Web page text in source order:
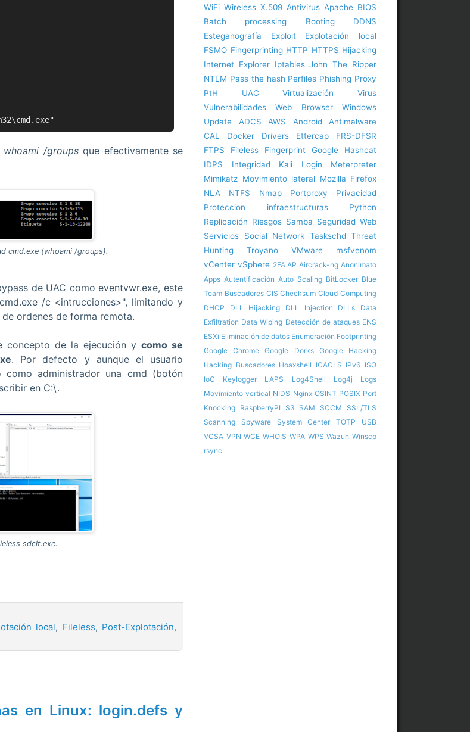
whoami /groups que efectivamente se
cmd.exe (whoami /groups).
de UAC como eventvwr.exe, este
/c <intrucciones>", limitando y
ordenes de forma remota.
concepto de la ejecución ycomo se
. Por defecto y aunque el usuario
como administrador una cmd (botón
en C:\.
sdclt.exe.
local, Fileless, Post-Explotación,
en Linux: login.defs y
WiFi Wireless X.509 Antivirus Apache BIOS
Batch processing
Booting
DDNS
Esteganografía
Exploit
Explotación local
FSMO Fingerprinting HTTP HTTPS Hijacking
Internet Explorer Iptables John The Ripper
NTLM Pass the hash Perfiles Phishing Proxy
PtH
UAC Virtualización
Virus
Vulnerabilidades
Web Browser
Windows
Update
ADCS AWS Android
Antimalware
CAL
Docker Drivers Ettercap
FRS-DFSR
FTPS
Fileless Fingerprint Google
Hashcat
IDPS
Integridad Kali Login
Meterpreter
Mimikatz Movimiento lateral Mozilla Firefox
NLA
NTFS Nmap Portproxy
Privacidad
Proteccion infraestructuras
Python
Replicación Riesgos Samba Seguridad Web
Servicios
Social Network Taskschd Threat
Hunting
Troyano VMware
msfvenom
vCenter vSphere 2FA AP Aircrack-ng Anonimato
Apps Autentificación Auto Scaling BitLocker Blue
Team Buscadores CIS Checksum Cloud Computing
DHCP
DLL Hijacking DLL Injection DLLs
Data
Exfiltration Data Wiping Detección de ataques ENS
ESXi Eliminación de datos Enumeración Footprinting
Google Chrome
Google Dorks
Google Hacking
Hacking Buscadores Hoaxshell ICACLS IPv6 ISO
IoC
Keylogger LAPS Log4Shell Log4j
Logs
Movimiento vertical NIDS Nginx OSINT POSIX Port
Knocking RaspberryPI S3 SAM SCCM
SSL/TLS
Scanning
Spyware System Center TOTP
USB
VCSA VPN WCE WHOIS WPA WPS Wazuh Winscp
rsync